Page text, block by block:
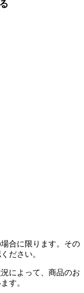
合に限ります。その
ださい。
によって、商品のお
す。